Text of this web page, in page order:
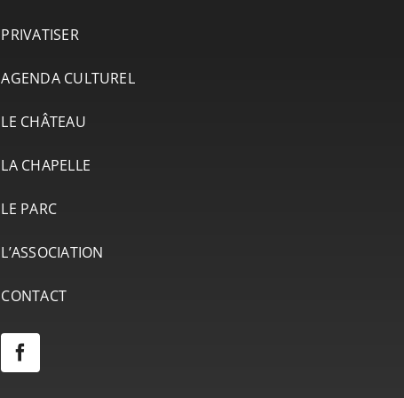
PRIVATISER
AGENDA CULTUREL
LE CHÂTEAU
LA CHAPELLE
LE PARC
L’ASSOCIATION
CONTACT